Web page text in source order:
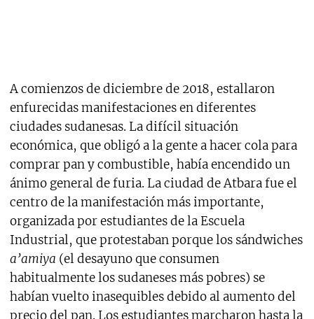
A comienzos de diciembre de 2018, estallaron
enfurecidas manifestaciones en diferentes
ciudades sudanesas. La difícil situación
económica, que obligó a la gente a hacer cola para
comprar pan y combustible, había encendido un
ánimo general de furia. La ciudad de Atbara fue el
centro de la manifestación más importante,
organizada por estudiantes de la Escuela
Industrial, que protestaban porque los sándwiches
a’amiya (el desayuno que consumen
habitualmente los sudaneses más pobres) se
habían vuelto inasequiblesdebido al aumento del
precio del pan. Los estudiantes marcharon hasta la